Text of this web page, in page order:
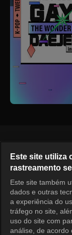
Português
KOCOWA+
Este site utiliza
rastreamento
Este site também
dados e outras
a experiência do
tráfego no site,
uso do site com
análise, de acordo